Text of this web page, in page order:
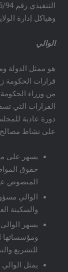
وهياكل إدارة
الوالي
هو ممثل الدولة
قرارات الحكومة
من وزراء
القرارات التي
دورة عادية
على نشاط مصالح
يسهر على
حقوق
المنصوص
الوالي
والسكينة
يسهر
ومؤسساتها
للتشريع
يمثل